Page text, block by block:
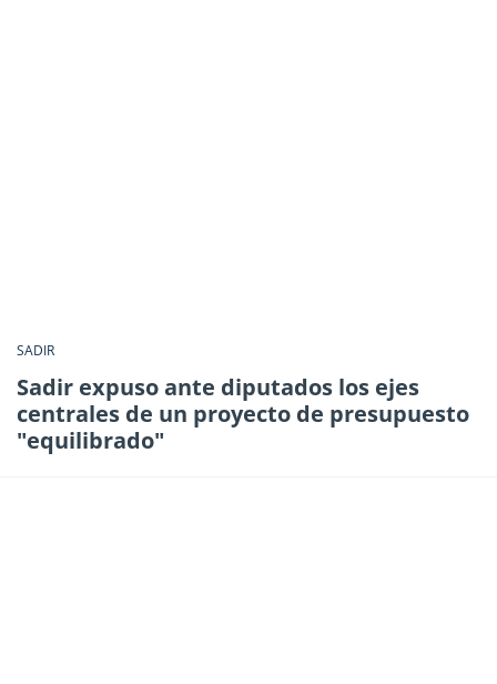
SADIR
Sadir expuso ante diputados los ejes
centrales de un proyecto de presupuesto
"equilibrado"